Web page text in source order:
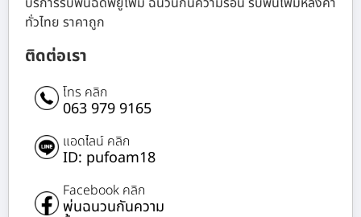
ทั่วไทย ราคาถูก
ติดต่อเรา
โทร คลิก
063 979 9165
แอดไลน์ คลิก
ID: pufoam18
Facebook คลิก
พ่นฉนวนกันความ